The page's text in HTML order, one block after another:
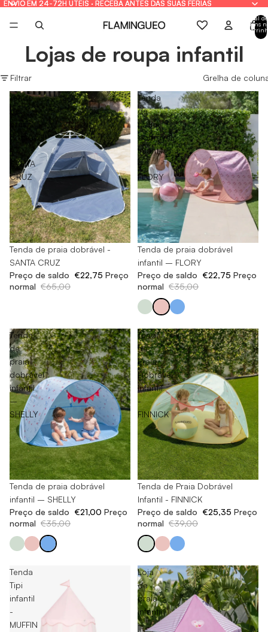
ENVIO EM 24-72H ÚTEIS · RECEBA ANTES DAS SUAS FÉRIAS
ENVIO EM 24-72H ÚTEIS · RECEBA ANTES DAS SUAS FÉRIAS
Total de
itens
Lojas de roupa infantil
Filtrar
Grelha de
Tenda
de
praia
dobrável
-
SANTA
CRUZ
-65%
Tenda de praia dobrável -
SANTA CRUZ
Preço de saldo €22,75 Preço
normal €65,00
Tenda
de
praia
dobrável
infantil
–
FLORY
-35%
Tenda de praia dobrável
infantil – FLORY
Preço de saldo €22,75 Preço
normal €35,00
Tenda
de
praia
dobrável
infantil
–
SHELLY
-40%
Tenda de praia dobrável
infantil – SHELLY
Preço de saldo €21,00 Preço
normal €35,00
Tenda
de
Praia
Dobrável
Infantil
-
FINNICK
-35%
Tenda de Praia Dobrável
Infantil - FINNICK
Preço de saldo €25,35 Preço
normal €39,00
Tenda
Tipi
infantil
-
MUFFIN
Loja
de
praia
infantil
–